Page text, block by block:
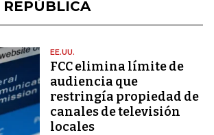
EE.UU.
FCC elimina límite de
audiencia que
restringía propiedad de
canales de televisión
locales